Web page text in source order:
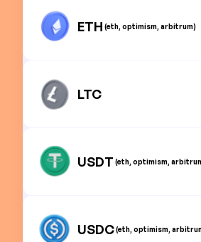
ETH (eth, optimism, arbitrum)
LTC
USDT (eth, optimism,
USDC(eth, optimism,